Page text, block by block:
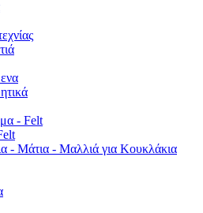
- Felt
- Μάτια - Μαλλιά για Κουκλάκια